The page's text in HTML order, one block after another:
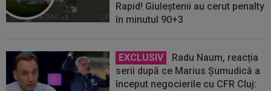
Rapid! Giuleștenii au cerut penalty
în minutul 90+3
EXCLUSIV
Radu Naum, reacția
serii după ce Marius Șumudică a
început negocierile cu CFR Cluj: